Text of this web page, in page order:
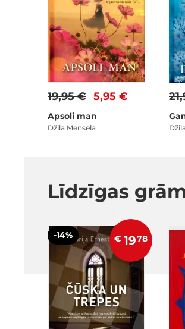
5,95 €
19,95 €
Apsoli man
Džila Mensela
Līdzīgas
-14% € 1978